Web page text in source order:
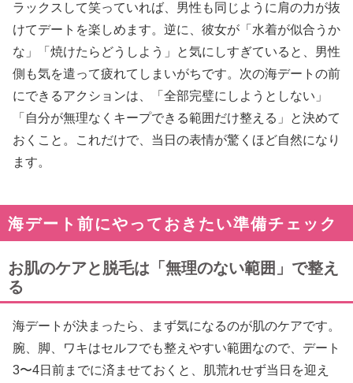
ラックスして笑っていれば、男性も同じように肩の力が抜
けてデートを楽しめます。逆に、彼女が「水着が似合うか
な」「焼けたらどうしよう」と気にしすぎていると、男性
側も気を遣って疲れてしまいがちです。次の海デートの前
にできるアクションは、「全部完璧にしようとしない」
「自分が無理なくキープできる範囲だけ整える」と決めて
おくこと。これだけで、当日の表情が驚くほど自然になり
ます。
海デート前にやっておきたい準備チェック
お肌のケアと脱毛は「無理のない範囲」で整え
る
海デートが決まったら、まず気になるのが肌のケアです。
腕、脚、ワキはセルフでも整えやすい範囲なので、デート
3〜4日前までに済ませておくと、肌荒れせず当日を迎え